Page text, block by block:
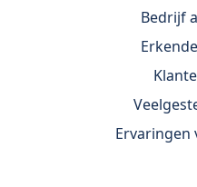
Bedrijf
Ervaringen